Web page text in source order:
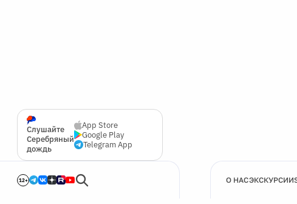
Слушайте
Серебряный
дождь
App Store
Google Play
Telegram App
12+ О НАСЭКСКУРСИИ